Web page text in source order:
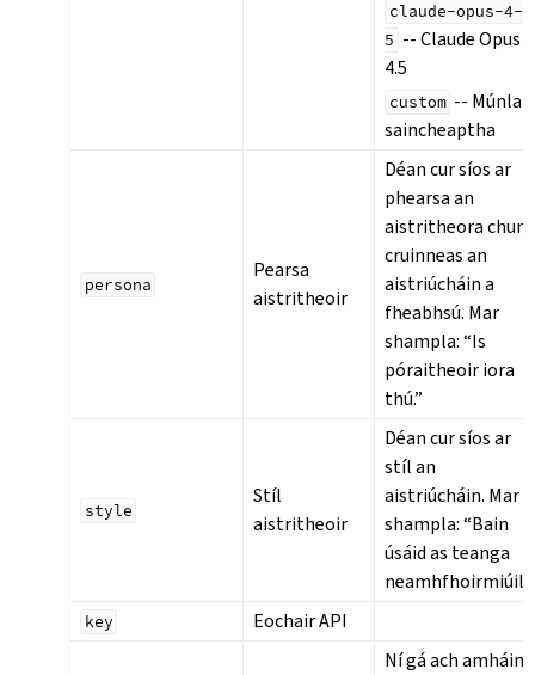
claude-opus-4-
5 -- Claude Opus
4.5
custom -- Múnla
saincheaptha
persona
Pearsa
aistritheoir
Déan cur síos ar
phearsa an
aistritheora chun
cruinneas an
aistriúcháin a
fheabhsú. Mar
shampla: “Is
póraitheoir iora
thú.”
style
Stíl
aistritheoir
Déan cur síos ar
stíl an
aistriúcháin. Mar
shampla: “Bain
úsáid as teanga
neamhfhoirmiúil.”
key Eochair API
Ní gá ach amháin